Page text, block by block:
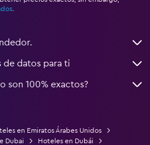
de datos para ti
son 100% exactos?
en Emiratos Árabes Unidos
Dubai
Hoteles en Dubái